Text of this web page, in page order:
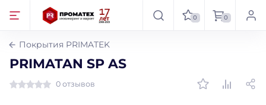
0 0
Покрытия PRIMATEK
PRIMATAN SP AS
0 отзывов